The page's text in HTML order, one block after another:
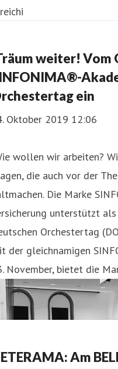
weiter!
ein
Oktober 2019 12:06
wollen wir arbeiten?
die auch vor der
Die Marke
unterstützt
Orchestertag
der gleichnamigen
November, bietet die
Am